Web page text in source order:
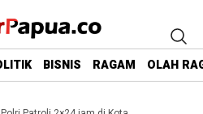
BISNIS RAGAM OLAH